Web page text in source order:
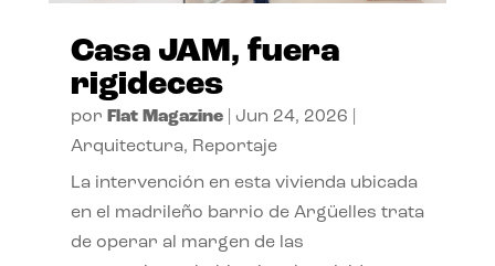
Casa JAM, fuera
rigideces
por Flat Magazine| Jun 24, 2026
Arquitectura, Reportaje
La intervención en esta vivienda ubicada
en el madrileño barrio de Argüelles trata
de operar al margen de las